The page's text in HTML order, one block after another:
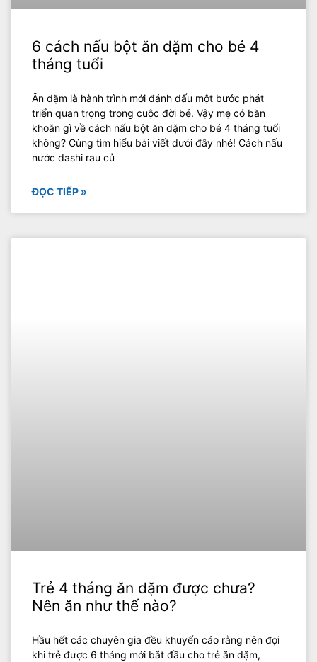
6 cách nấu bột ăn dặm cho bé 4
tháng tuổi
Ăn dặm là hành trình mới đánh dấu một bước phát
triển quan trọng trong cuộc đời bé. Vậy mẹ có băn
khoăn gì về cách nấu bột ăn dặm cho bé 4 tháng tuổi
không? Cùng tìm hiểu bài viết dưới đây nhé! Cách nấu
nước dashi rau củ
ĐỌC TIẾP »
Trẻ 4 tháng ăn dặm được chưa?
Nên ăn như thế nào?
Hầu hết các chuyên gia đều khuyến cáo rằng nên đợi
khi trẻ được 6 tháng mới bắt đầu cho trẻ ăn dặm,